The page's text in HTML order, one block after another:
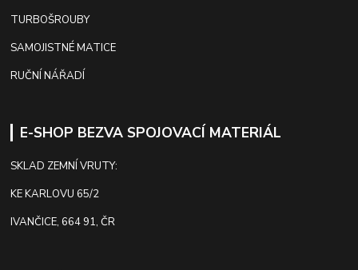
TURBOŠROUBY
SAMOJISTNÉ MATICE
RUČNÍ NÁŘADÍ
E-SHOP BEZVA SPOJOVACÍ MATERIÁL
SKLAD ZEMNÍ VRUTY:
KE KARLOVU 65/2
IVANČICE, 664 91, ČR